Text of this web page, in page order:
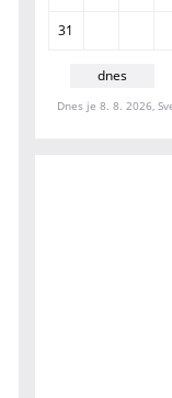
31
dnes
Dnes je 8. 8. 2026,